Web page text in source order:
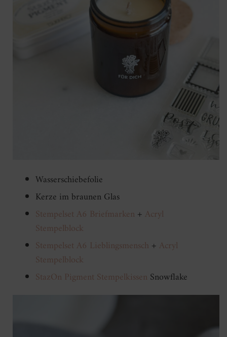
Wasserschiebefolie
Kerze im braunen Glas
Stempelset A6 Briefmarken + Acryl
Stempelblock
Stempelset A6 Lieblingsmensch + Acryl
Stempelblock
StazOn Pigment Stempelkissen Snowflake